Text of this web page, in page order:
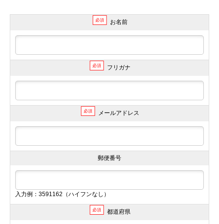
必須 お名前
必須 フリガナ
必須 メールアドレス
郵便番号
入力例：3591162（ハイフンなし）
必須 都道府県